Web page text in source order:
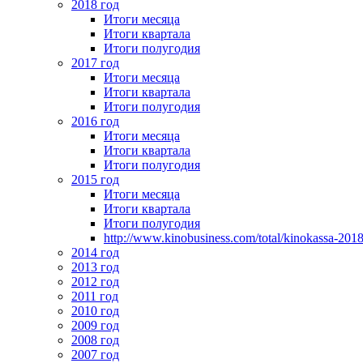
2018 год
Итоги месяца
Итоги квартала
Итоги полугодия
2017 год
Итоги месяца
Итоги квартала
Итоги полугодия
2016 год
Итоги месяца
Итоги квартала
Итоги полугодия
2015 год
Итоги месяца
Итоги квартала
Итоги полугодия
http://www.kinobusiness.com/total/kinokassa-
2014 год
2013 год
2012 год
2011 год
2010 год
2009 год
2008 год
2007 год